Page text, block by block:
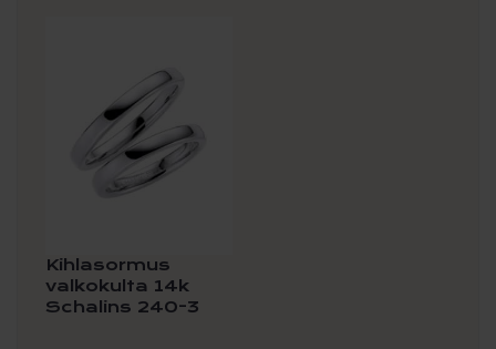
Kihlasormus
valkokulta 14k
Schalins 240-3